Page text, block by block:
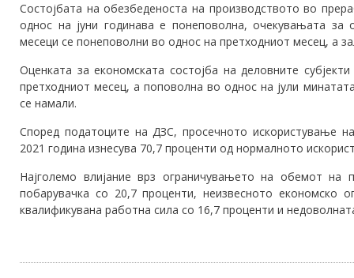
Состојбата на обезбеденоста на производството во
однос на јуни годинава е понеповолна, очекувањата
месеци се понеповолни во однос на претходниот месец, а
Оценката за економската состојба на деловните
претходниот месец, а поповолна во однос на јули
се намали.
Според податоците на ДЗС, просечното искористување
2021 година изнесува 70,7 проценти од нормалното
Најголемо влијание врз ограничувањето на обемот на
побарувачка со 20,7 проценти, неизвесното економско
квалификувана работна сила со 16,7 проценти и